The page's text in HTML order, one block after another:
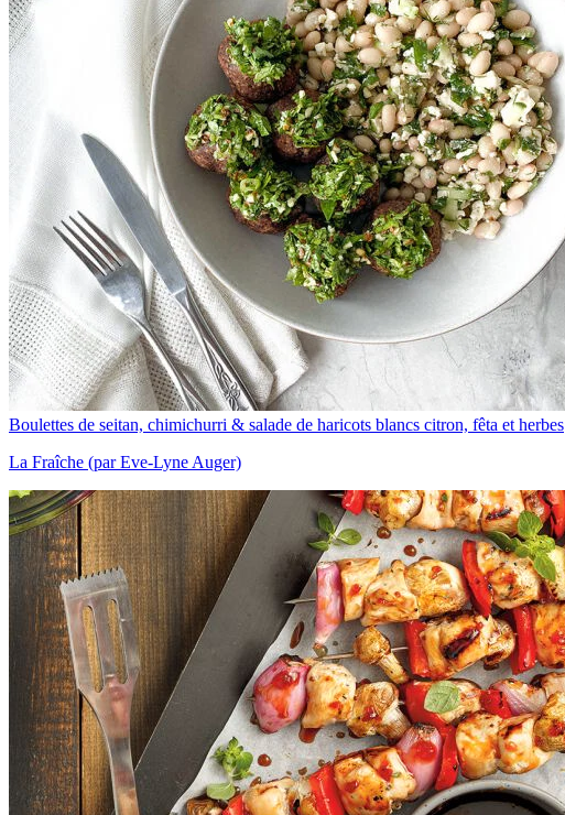
Boulettes de seitan, chimichurri & salade de haricots blancs citron, fêta et herbes
La Fraîche (par Eve-Lyne Auger)